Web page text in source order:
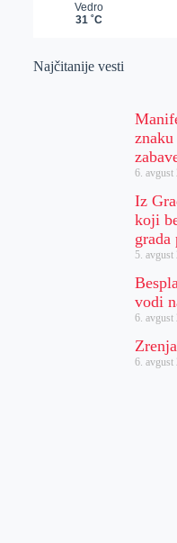
Najčitanije vesti
6. avgust
Iz
koji
grada
5. avgust
vodi
6. avgust
6. avgust